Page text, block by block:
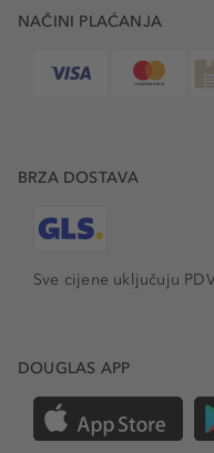
NAČINI PLAĆANJA
BRZA DOSTAVA
Sve cijene uključuju
DOUGLAS APP